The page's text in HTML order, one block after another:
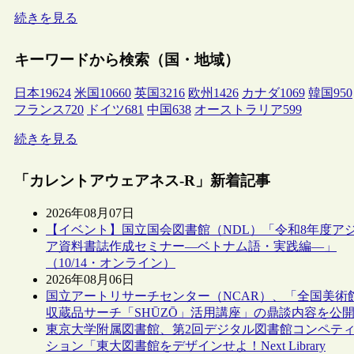
続きを見る
キーワードから検索（国・地域）
日本19624 米国 10660 英国3216 欧州 1426 カナダ1069 韓国950
フランス720 ドイツ681 中国638 オーストラリア599
続きを見る
「カレントアウェアネス-R」新着記事
2026年08月07日
【イベント】国立国会図書館（NDL）「令和8年度ア
ア資料書誌作成セミナー―ベトナム語・実践編―」
（10/14・オンライン）
2026年08月06日
国立アートリサーチセンター（NCAR）、「全国美術
収蔵品サーチ「SHŪZŌ」活用講座」の鼎談内容を公開
東京大学附属図書館、第2回デジタル図書館コンペティ
ション「東大図書館をデザインせよ！Next Library